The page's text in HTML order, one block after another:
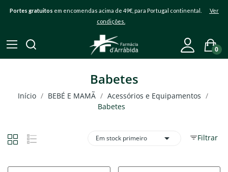
Portes gratuitos em encomendas acima de 49€, para Portugal continental. Ver
condições.
0
Babetes
Início BEBÉ E MAMÃ
Acessórios e Equipamentos
Babetes
Filtrar
Em stock primeiro 